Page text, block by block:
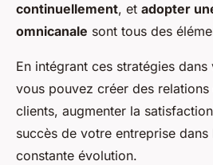
continuellement, et adopter
omnicanale sont tous des
En intégrant ces stratégies
vous pouvez créer des
clients, augmenter la
succès de votre entreprise
constante évolution.